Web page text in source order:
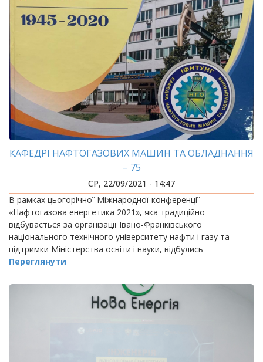
КАФЕДРІ НАФТОГАЗОВИХ МАШИН ТА ОБЛАДНАННЯ
– 75
СР, 22/09/2021 - 14:47
В рамках цьогорічної Міжнародної конференції
«Нафтогазова енергетика 2021», яка традиційно
відбувається за організації Івано-Франківського
національного технічного університету нафти і газу та
підтримки Міністерства освіти і науки, відбулись
Переглянути